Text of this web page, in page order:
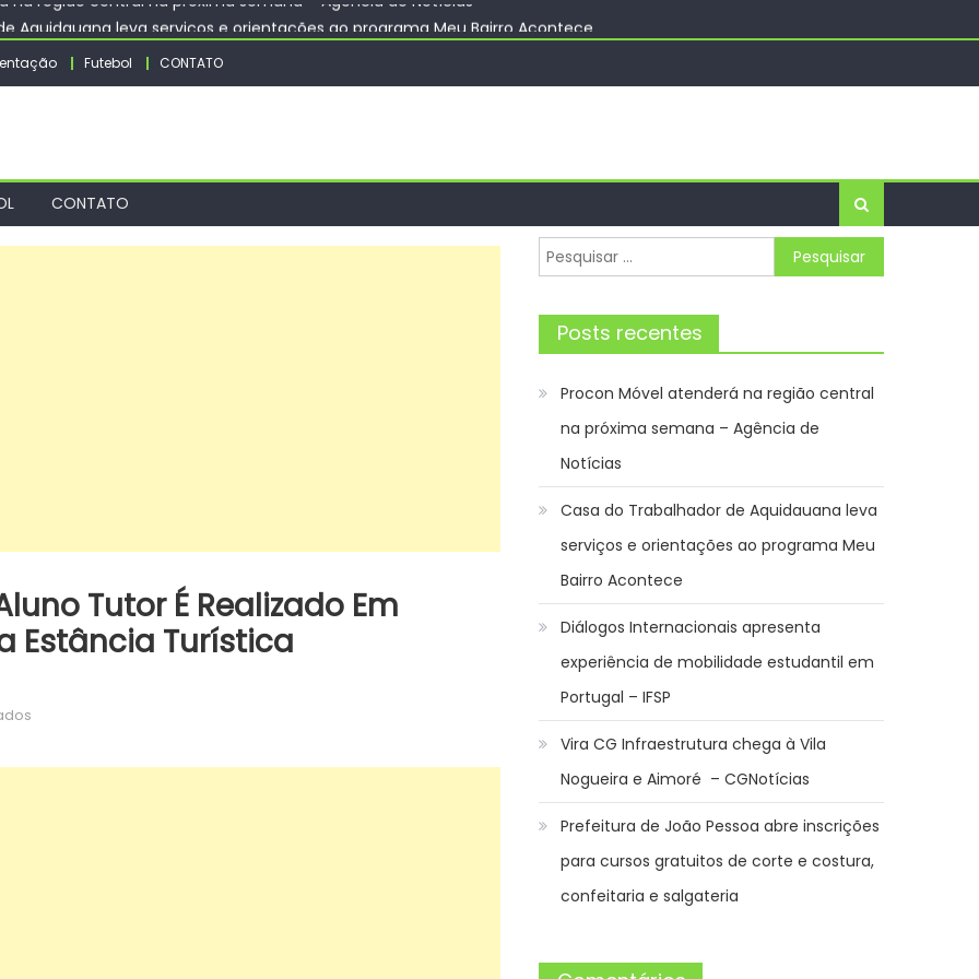
Aquidauana leva serviços e orientações ao programa Meu Bairro Acontece
apresenta experiência de mobilidade estudantil em Portugal – IFSP
à Vila Nogueira e Aimoré – CGNotícias
na região central na próxima semana – Agência de Notícias
Futebol CONTATO
CONTATO
Tutor É Realizado Em
Estância Turística
do
Pesquisar
por:
Posts recentes
Procon Móvel atenderá na região central
na próxima semana – Agência de
Notícias
Casa do Trabalhador de Aquidauana leva
serviços e orientações ao programa Meu
Bairro Acontece
Diálogos Internacionais apresenta
experiência de mobilidade estudantil em
Portugal – IFSP
Vira CG Infraestrutura chega à Vila
Nogueira e Aimoré – CGNotícias
Prefeitura de João Pessoa abre inscrições
para cursos gratuitos de corte e costura,
confeitaria e salgateria